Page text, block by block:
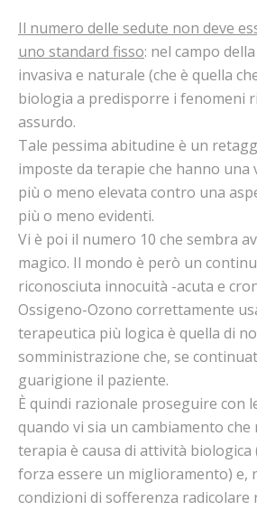
Il numero delle sedute non deve
uno standard fisso: nel campo
invasiva e naturale (che è quella
biologia a predisporre i fenomeni
assurdo.
Tale pessima abitudine è un
imposte da terapie che hanno una
più o meno elevata contro una
più o meno evidenti.
Vi è poi il numero 10 che sembra
magico. Il mondo è però un
riconosciuta innocuità -acuta e
Ossigeno-Ozono correttamente
terapeutica più logica è quella di
somministrazione che, se
guarigione il paziente.
È quindi razionale proseguire con
quando vi sia un cambiamento che
terapia è causa di attività biologica
forza essere un miglioramento) e,
condizioni di sofferenza radicolare